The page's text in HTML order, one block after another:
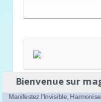
Bienvenue sur
Manifestez l'Invisible,